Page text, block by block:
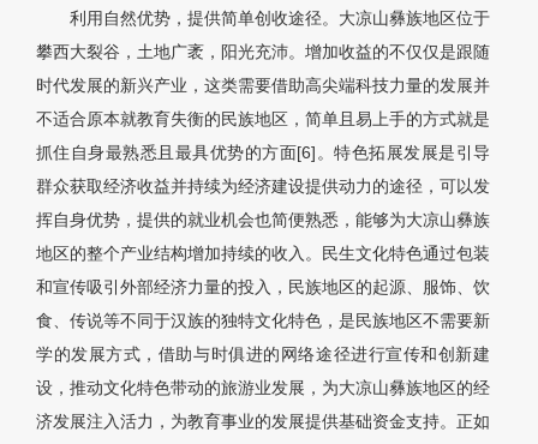
利用自然优势，提供简单创收途径。大凉山彝族地区位于
攀西大裂谷，土地广袤，阳光充沛。增加收益的不仅仅是跟随
时代发展的新兴产业，这类需要借助高尖端科技力量的发展并
不适合原本就教育失衡的民族地区，简单且易上手的方式就是
抓住自身最熟悉且最具优势的方面[6]。特色拓展发展是引导
群众获取经济收益并持续为经济建设提供动力的途径，可以发
挥自身优势，提供的就业机会也简便熟悉，能够为大凉山彝族
地区的整个产业结构增加持续的收入。民生文化特色通过包装
和宣传吸引外部经济力量的投入，民族地区的起源、服饰、饮
食、传说等不同于汉族的独特文化特色，是民族地区不需要新
学的发展方式，借助与时俱进的网络途径进行宣传和创新建
设，推动文化特色带动的旅游业发展，为大凉山彝族地区的经
济发展注入活力，为教育事业的发展提供基础资金支持。正如